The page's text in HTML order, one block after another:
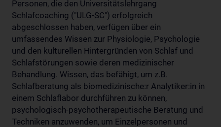
Personen, die den Universitätslehrgang
Schlafcoaching ("ULG-SC") erfolgreich
abgeschlossen haben, verfügen über ein
umfassendes Wissen zur Physiologie, Psychologie
und den kulturellen Hintergründen von Schlaf und
Schlafstörungen sowie deren medizinischer
Behandlung. Wissen, das befähigt, um z.B.
Schlafberatung als biomedizinische:r Analytiker:in in
einem Schlaflabor durchführen zu können,
psychologisch-psychotherapeutische Beratung und
Techniken anzuwenden, um Einzelpersonen und